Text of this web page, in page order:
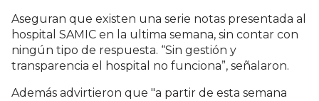
Aseguran que existen una serie notas presentada al
hospital SAMIC en la ultima semana, sin contar con
ningún tipo de respuesta. “Sin gestión y
transparencia el hospital no funciona”, señalaron.
Además advirtieron que "a partir de esta semana